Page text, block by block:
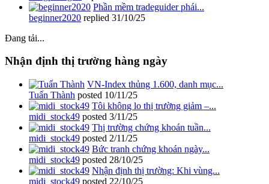
Phần mềm tradeguider phái...
beginner2020 replied 31/10/25
Đang tải...
Nhận định thị trường hàng ngày
VN-Index thủng 1.600, danh mục...
Tuấn Thành posted 10/11/25
Tôi không lo thị trường giảm –...
midi_stock49 posted 3/11/25
Thị trường chứng khoán tuần...
midi_stock49 posted 2/11/25
Bức tranh chứng khoán ngày...
midi_stock49 posted 28/10/25
Nhận định thị trường: Khi vùng...
midi_stock49 posted 22/10/25